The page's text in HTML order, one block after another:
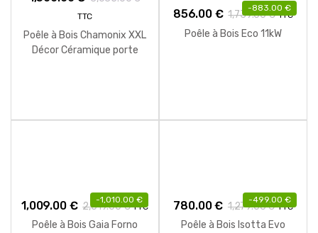
TTC
Poêle à Bois Chamonix XXL
Décor Céramique porte
-883.00 €
856.00 € 1,739.00€ TTC
Poêle à Bois Eco 11kW
-1,010.00 €
1,009.00 € 2,019.00€ TTC
Poêle à Bois Gaia Forno
-499.00 €
780.00€ 1,279.00€ TTC
Poêle à Bois Isotta Evo